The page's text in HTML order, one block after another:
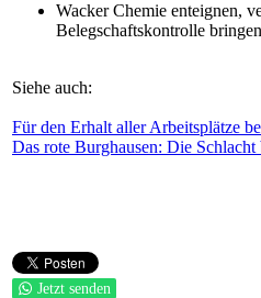
Wacker Chemie enteignen,
Belegschaftskontrolle
Siehe auch:
Für den Erhalt aller Arbeitsplätze
Das rote Burghausen: Die
Jetzt senden